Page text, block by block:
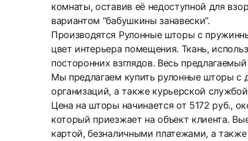
комнаты, оставив её недоступной для
вариантом “бабушкины занавески”.
Производятся Рулонные шторы с
цвет интерьера помещения. Ткань,
посторонних взглядов. Весь
Мы предлагаем купить рулонные шторы с
организаций, а также курьерской
Цена на шторы начинается от 5172 руб.,
который приезжает на объект клиента.
картой, безналичными платежами, а также